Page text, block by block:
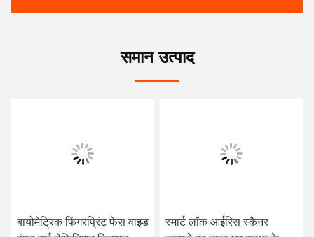
समान उत्पाद
बायोमेट्रिक फिंगरप्रिंट फेस वाइड
स्मार्ट लॉक आईरिस स्कैनर